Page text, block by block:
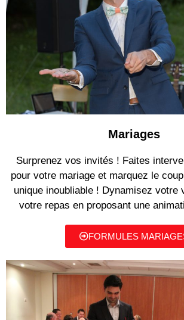
Mariages
Surprenez vos invités ! Faites
pour votre mariage et marquez le
unique inoubliable ! Dynamisez votre
votre repas en proposant une
FORMULES